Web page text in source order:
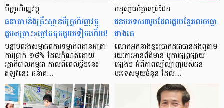
មីក្រូ​ហិរញ្ញវត្ថុ
ធនាគារ​និង​គ្រឹះស្ថាន​មីក្រូ​ហិរញ្ញវត្ថុ​
ជួប«គ្រោះ»ក្តៅ​គគុក​មួយ​ទៀត​ហើយ!
បន្ទាប់​ពី​រង​សម្ពាធ​​ពី​ការ​ទម្លាក់​ពិដាន​អត្រា​
ការ​ប្រាក់ ១៨​% ដែល​កំណត់​ដោយ​
រដ្ឋាភិបាល​កម្ពុជា កាល​ពី​ពេល​ថ្មីៗ​នេះ
ឥឡូវ​នេះ ធនាគ…
មនុស្ស​ធម៌​គ្មាន​ព្រំដែន
ជន​បរទេស​៣​រូប​ដែល​ជួយ​ខ្មែរ​លេច​ធ្លោ​
ជាង​គេ
លោកអ្នក​នាង​ខ្លះ​ប្រាកដ​ជា​បាន​​ដឹង​ឮ​តាម​
រយៈ​ការ​អាន​ព័ត៌មាន ឬ​ការ​ផ្សព្វផ្សាយ​
ផ្សេងៗ អំពី​ភាព​ល្បីល្បាញ​របស់​ជន​
បរទេស​មួយ​ចំនួន ដែល…